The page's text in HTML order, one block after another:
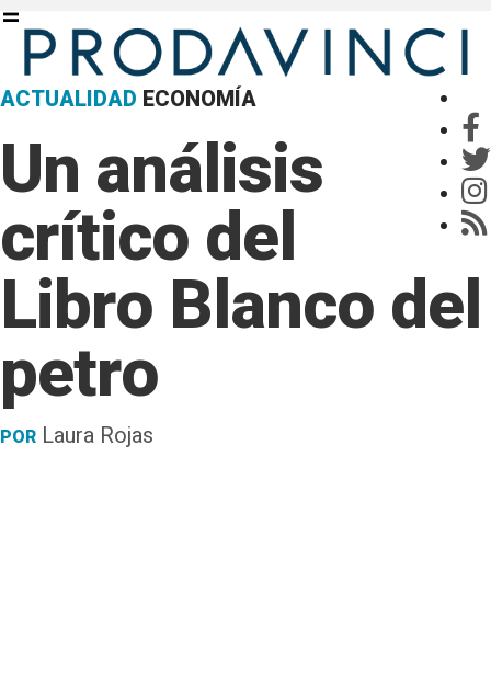
ACTUALIDAD ECONOMÍA
Un análisis
crítico del
Libro Blanco del
petro
POR Laura Rojas